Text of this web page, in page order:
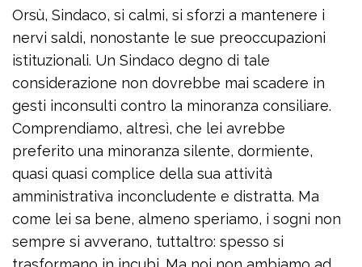
Orsù, Sindaco, si calmi, si sforzi a mantenere i
nervi saldi, nonostante le sue preoccupazioni
istituzionali. Un Sindaco degno di tale
considerazione non dovrebbe mai scadere in
gesti inconsulti contro la minoranza consiliare.
Comprendiamo, altresì, che lei avrebbe
preferito una minoranza silente, dormiente,
quasi quasi complice della sua attività
amministrativa inconcludente e distratta. Ma
come lei sa bene, almeno speriamo, i sogni non
sempre si avverano, tuttaltro: spesso si